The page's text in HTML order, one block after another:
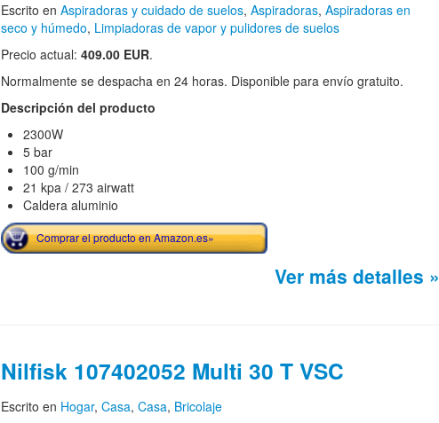
Escrito en Aspiradoras y cuidado de suelos, Aspiradoras, Aspiradoras en
seco y húmedo, Limpiadoras de vapor y pulidores de suelos
Precio actual: 409.00 EUR.
Normalmente se despacha en 24 horas. Disponible para envío gratuito.
Descripción del producto
2300W
5 bar
100 g/min
21 kpa / 273 airwatt
Caldera aluminio
Comprar el producto en Amazon.es»
Ver más detalles »
Nilfisk 107402052 Multi 30 T VSC
Escrito en Hogar, Casa, Casa, Bricolaje